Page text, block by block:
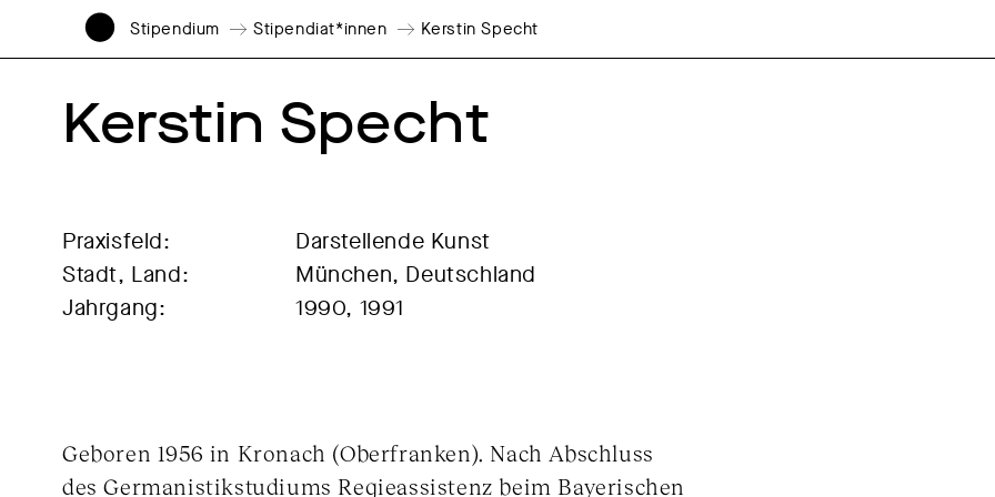
Stipendium Stipendiat*innen Kerstin Specht
Kerstin Specht
Praxisfeld:
Darstellende Kunst
Stadt, Land:
München, Deutschland
Jahrgang:
1990, 1991
Geboren 1956 in Kronach (Oberfranken). Nach Abschluss
des Germanistikstudiums Regieassistenz beim Bayerischen